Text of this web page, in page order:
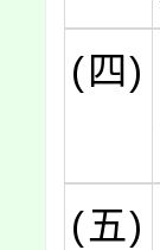
(四)
(五)